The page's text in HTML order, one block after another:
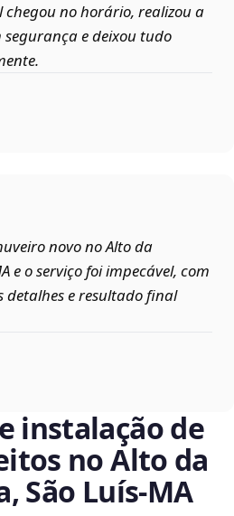
chegou no horário, realizou a
e deixou tudo
novo no Alto da
e o serviço foi impecável, com
detalhes e resultado final
instalação de
no Alto da
São Luís‑MA